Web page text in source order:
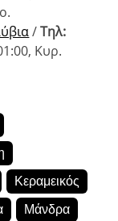
/Τηλ:
Κυρ.
Κεραμεικός
Μάνδρα